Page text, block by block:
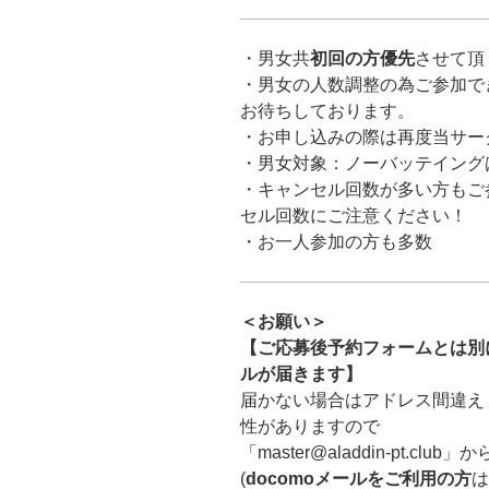
・ 男女共初回の方優先させて頂
・ 男女の人数調整の為ご参加
お待ちしております。
・お申し込みの際は再度当サ
・男女対象：ノーバッテイン
・キャンセル回数が多い方も
セル回数にご注意ください！
・お一人参加の方も多数
＜お願い＞
【ご応募後予約フォームとは
ルが届きます】
届かない場合はアドレス間違
性がありますので
「master@aladdin-pt.club」
(docomoメールをご利用の方